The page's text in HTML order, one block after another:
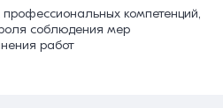
компетенций,
соблюдения мер
работ